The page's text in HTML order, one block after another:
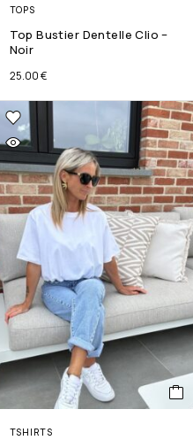
TOPS
Top Bustier Dentelle Clio –
Noir
25.00€
TSHIRTS